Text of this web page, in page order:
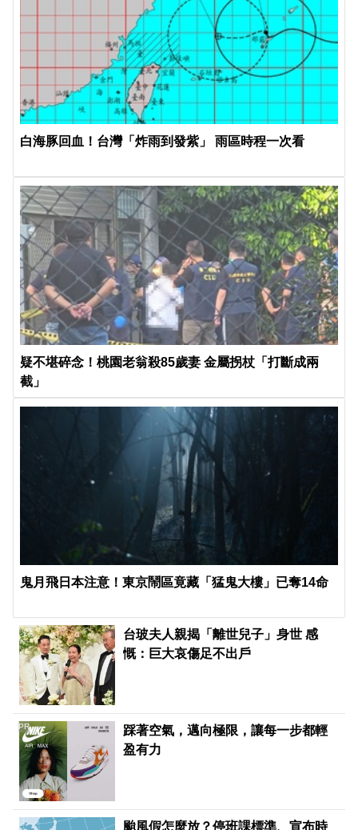
白海豚回血！台灣「炸雨到發紫」 雨區時程一次看
疑不堪碎念！桃園老翁殺85歲妻 金屬拐杖「打斷成兩
截」
鬼月飛日本注意！東京鬧區竟藏「猛鬼大樓」已奪14命
台玻夫人親揭「離世兒子」身世 感
慨：巨大哀傷足不出戶
踩著空氣，邁向極限，讓每一步都輕
盈有力
PR
颱風假怎麼放？停班課標準、宣布時